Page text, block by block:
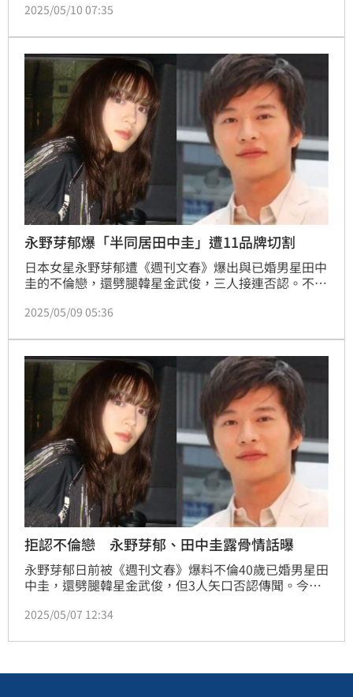
日本民眾間口碑已經急速下跌。日媒指出，目前永野手
告，更傳出由她出演女主角的播出中日劇《新聞主
播》，製作方已經開始緊急修改劇本、重拍畫面，要大
幅刪減永野在劇中的戲分。
2025/05/10 07:35
永野芽郁爆「半同居田中圭」遭11品牌切割
日本女星永野芽郁遭《週刊文春》爆出與已婚男星田中
圭的不倫戀，還劈腿韓星金武俊，三人接連否認。不料
同居，還公開兩人的LINE情話，打臉雙方否認不倫的
將她從廣告、官方網站中移除。
2025/05/09 05:36
拒認不倫戀 永野芽郁、田中圭露骨情話曝
永野芽郁日前被《週刊文春》爆料不倫40歲已婚男星田
中圭，還劈腿韓星金武俊，但3人矢口否認傳聞。今
經半同居，還公開兩人的LINE情話，打臉雙方否認不
2025/05/07 12:34